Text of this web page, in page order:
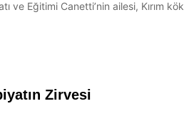
ve Eğitimi Canetti’nin ailesi, Kırım
Zirvesi